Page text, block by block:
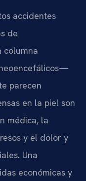
accidentes
de
columna
parecen
en la piel son
médica, la
y el dolor y
Una
económicas y